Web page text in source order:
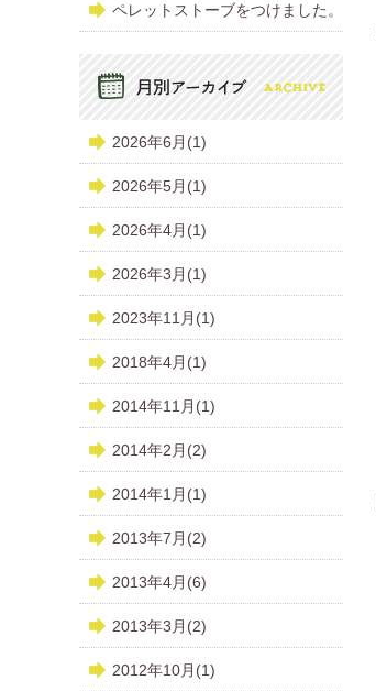
ペレットストーブをつけました。
2026年6月(1)
2026年5月(1)
2026年4月(1)
2026年3月(1)
2023年11月(1)
2018年4月(1)
2014年11月(1)
2014年2月(2)
2014年1月(1)
2013年7月(2)
2013年4月(6)
2013年3月(2)
2012年10月(1)